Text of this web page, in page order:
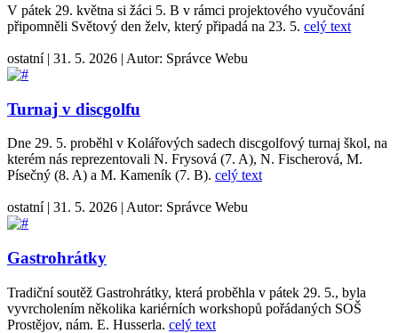
V pátek 29. května si žáci 5. B v rámci projektového vyučování
připomněli Světový den želv, který připadá na 23. 5. celý text
ostatní | 31. 5. 2026 | Autor: Správce Webu
Turnaj v discgolfu
Dne 29. 5. proběhl v Kolářových sadech discgolfový turnaj škol, na
kterém nás reprezentovali N. Frysová (7. A), N. Fischerová, M.
Písečný (8. A) a M. Kameník (7. B). celý text
ostatní | 31. 5. 2026 | Autor: Správce Webu
Gastrohrátky
Tradiční soutěž Gastrohrátky, která proběhla v pátek 29. 5., byla
vyvrcholením několika kariérních workshopů pořádaných SOŠ
Prostějov, nám. E. Husserla. celý text